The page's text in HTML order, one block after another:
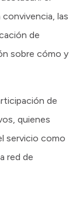
las
de
sobre cómo y
de
quienes
servicio como
red de